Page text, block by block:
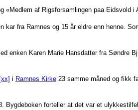
af Rigsforsamlingen paa Eidsvold i
fra Ramnes og 15 år eldre enn henne.
Karen Marie Hansdatter fra Søndre
[xx] i Ramnes Kirke 23 samme måned og fikk
Bygdeboken forteller at det var et